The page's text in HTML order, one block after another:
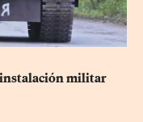
instalación militar